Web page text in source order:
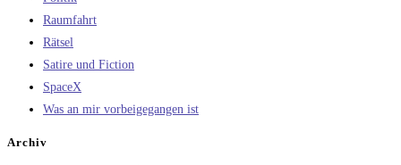
Raumfahrt
Rätsel
Satire und Fiction
SpaceX
Was an mir vorbeigegangen ist
Archiv